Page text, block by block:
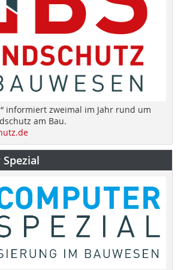
informiert zweimal im Jahr rund um
am Bau.
Spezial